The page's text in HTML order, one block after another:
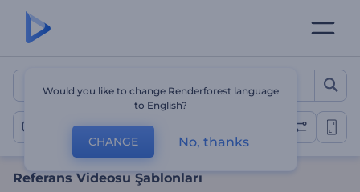
Referans Videosu
Referans Videoları
Referans Videosu Şablonları
Would you like to change Renderforest language
to English?
CHANGE No, thanks